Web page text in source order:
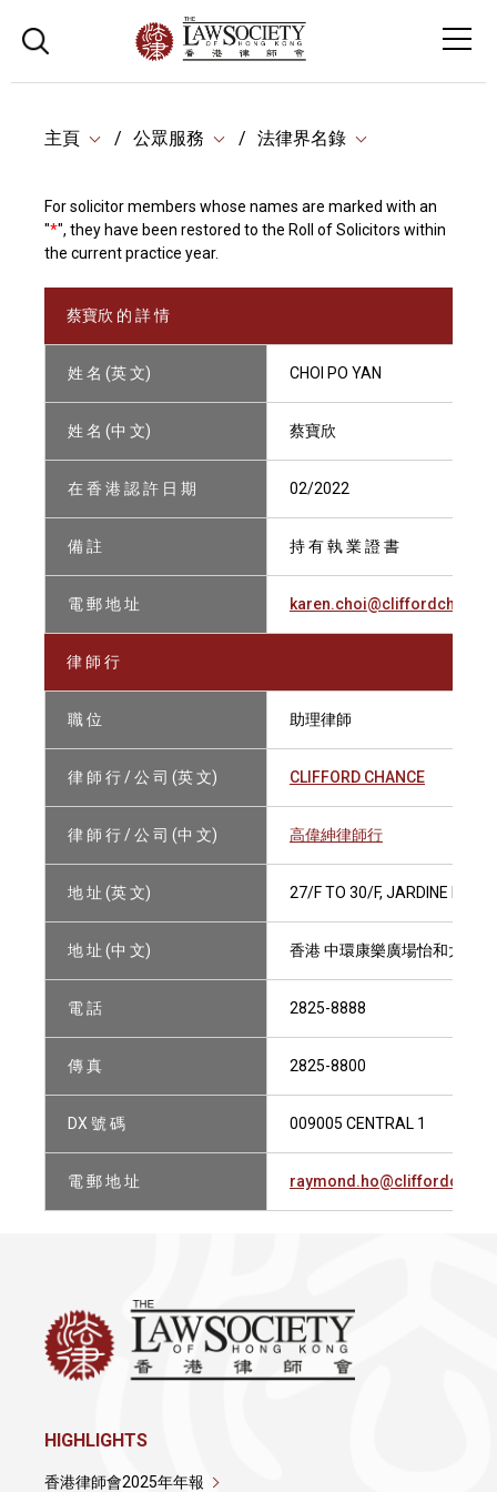
主頁 公眾服務 法律界名錄
For solicitor members whose names are marked with an
"*", they have been restored to the Roll of Solicitors within
the current practice year.
蔡寶欣 的 詳 情
姓 名 (英 文) CHOI PO YAN
姓 名 (中 文) 蔡寶欣
在 香 港 認 許 日 期 02/2022
備 註 持 有 執 業 證 書
電 郵 地 址
律 師 行
職 位 助理律師
律 師 行 / 公 司 (英 文) CLIFFORD CHANCE
律 師 行 / 公 司 (中 文) 高偉紳律師行
地 址 (英 文) 27/F TO 30/F, JARDINE
地 址 (中 文) 香港 中環康樂廣場怡和大廈
電 話 2825-8888
傳 真 2825-8800
DX 號 碼 009005 CENTRAL 1
電 郵 地 址
HIGHLIGHTS
香港律師會2025年年報